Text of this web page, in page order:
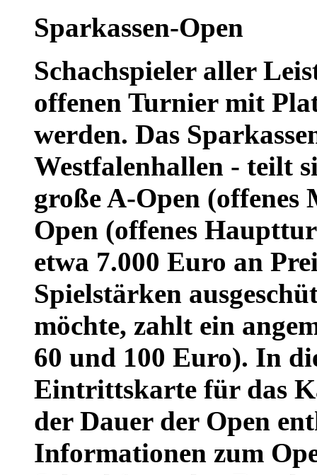
Sparkassen-Open
Schachspieler aller
offenen Turnier mit
werden. Das
Westfalenhallen - teilt
große A-Open
Open (offenes
etwa 7.000 Euro an
Spielstärken
möchte, zahlt ein
60 und 100 Euro). In
Eintrittskarte für das
der Dauer der Open
Informationen zum